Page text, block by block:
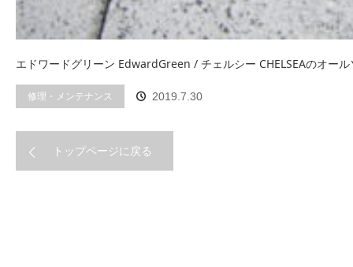
エドワードグリーン EdwardGreen / チェルシー CHELSEAのオー
修理・メンテナンス 2019.7.30
トップページに戻る